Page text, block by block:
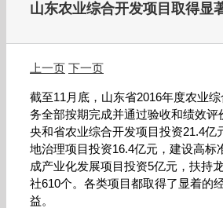
山东农业综合开发项目取得显
上一页 下一页
截至11月底，山东省2016年度农业
务全部按期完成并通过验收和绩效评
央和省农业综合开发项目投资21.4亿
地治理项目投资16.4亿元，建设高标
成产业化发展项目投资5亿元，扶持
社610个。各类项目都取得了显着的
益。